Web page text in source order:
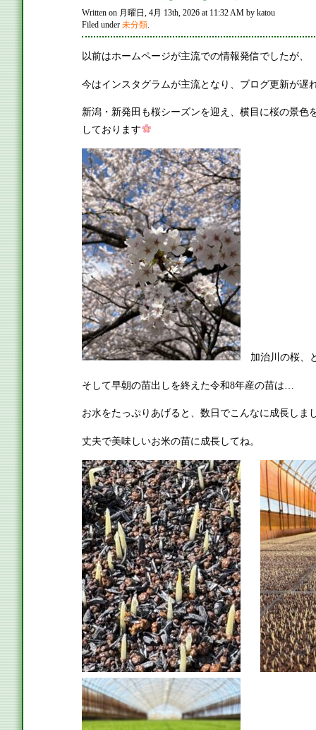
Written on 月曜日, 4月 13th, 2026 at 11:32 AM by katou
Filed under 未分類.
以前はホームページが主流での情報発信でしたが、
今はインスタグラムが主流となり、ブログ更新が遅
新潟・新発田も桜シーズンを迎え、横目に桜の景色
しております
加治川の桜、
そして早朝の苗出しを終えた令和8年産の苗は…
お水をたっぷりあげると、数日でこんなに成長しま
丈夫で美味しいお米の苗に成長してね。